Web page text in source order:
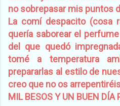
no sobrepasar mis puntos
La comí despacito (cosa
quería saborear el
del que quedó
tomé a temperatura
prepararlas al estilo de
creo que no os
MIL BESOS Y UN BUEN DÍA